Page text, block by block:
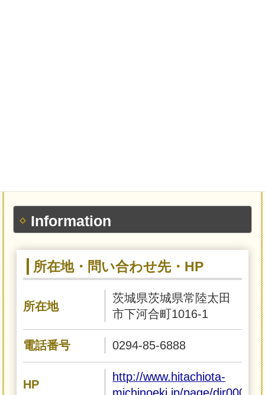
Information
所在地・問い合わせ先・HP
所在地
茨城県茨城県常陸太田
市下河合町1016-1
電話番号 0294-85-6888
HP
http://www.hitachiota-